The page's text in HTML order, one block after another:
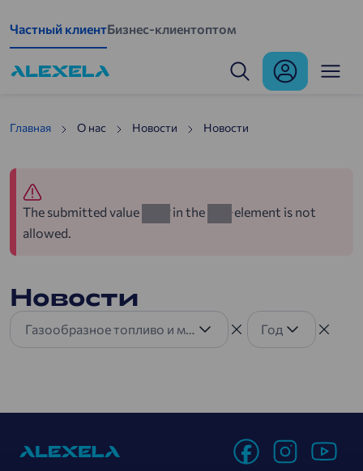
Частный клиентБизнес-клиентоптом
Главная О нас Новости Hовости
The submitted value in the
element is not
allowed.
Новости
Газообразное топливо и машины на газовом топливе
Год